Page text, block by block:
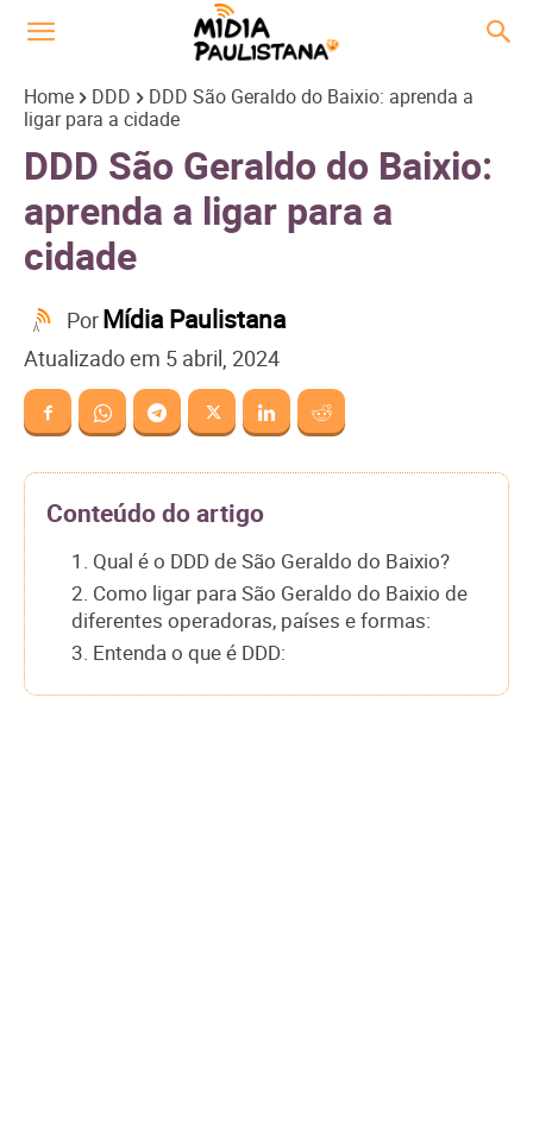
Home DDD
DDD São Geraldo do Baixio: aprenda a
ligar para a cidade
DDD São Geraldo do Baixio:
aprenda a ligar para a
cidade
PorMídia Paulistana
Atualizado em 5 abril, 2024
Conteúdo do artigo
1. Qual é o DDD de São Geraldo do Baixio?
2. Como ligar para São Geraldo do Baixio de
diferentes operadoras, países e formas:
3. Entenda o que é DDD: